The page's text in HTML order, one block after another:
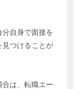
自身で面接を
つけることが
合は、転職エー